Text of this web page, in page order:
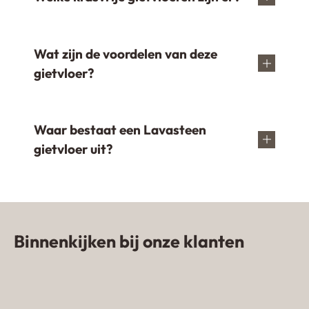
Wat zijn de voordelen van deze
gietvloer?
Waar bestaat een Lavasteen
gietvloer uit?
Binnenkijken bij onze klanten